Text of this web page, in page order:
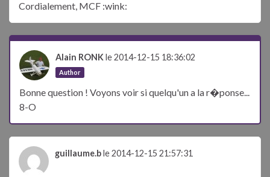
Cordialement, MCF :wink:
Alain RONKle 2014-12-15 18:36:02
Author
Bonne question ! Voyons voir si quelqu'un a la r�ponse...
8-O
guillaume.ble 2014-12-15 21:57:31